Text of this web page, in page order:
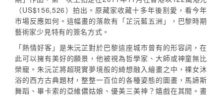
（US$156,526）拍出。原藏家收藏十多年後割愛，看今年
市場反應如何。這幅畫的落款有「芷沅藍五洲」，巴黎時期
藝術家少見特有的簽名方式。
「熱情好客」是朱沅芷對於巴黎這座城市曾有的形容詞，在
此可以擁有美好的願景，他被視為哲學家、大師或神童無比
榮寵。朱沅芷將超現實夢境般的綺想融入繪畫之中，裸女沐
浴的西方古典題材，整整一百位的各種姿態的圖畫，馬諦斯
舞蹈、畢卡索的亞維儂姑娘、優美三美神？嬉戲在其間。畫